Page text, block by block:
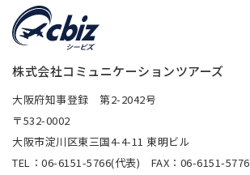
株式会社コミュニケーションツアーズ
大阪府知事登録 第2-2042号
〒532-0002
大阪市淀川区東三国4-4-11 東明ビル
TEL：06-6151-5766(代表) FAX：06-6151-5776